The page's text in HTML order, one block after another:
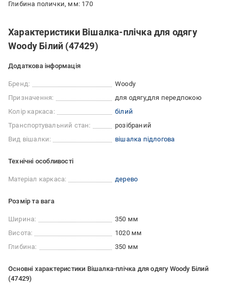
Глибина полички, мм: 170
Характеристики Вішалка-плічка для одягу
Woody Білий (47429)
Додаткова інформація
Бренд:
Woody
Призначення:
для одягу для передпокою
Колір каркаса:
білий
Транспортувальний стан:
розібраний
Вид вішалки:
вішалка підлогова
Технічні особливості
Матеріал каркаса: дерево
Розмір та вага
Ширина:
350 мм
Висота:
1020 мм
Глибина:
350 мм
Основні характеристики Вішалка-плічка для одягу Woody Білий
(47429)